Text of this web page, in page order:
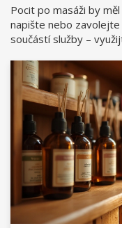
Pocit po masáži by
napište nebo
součástí služby –